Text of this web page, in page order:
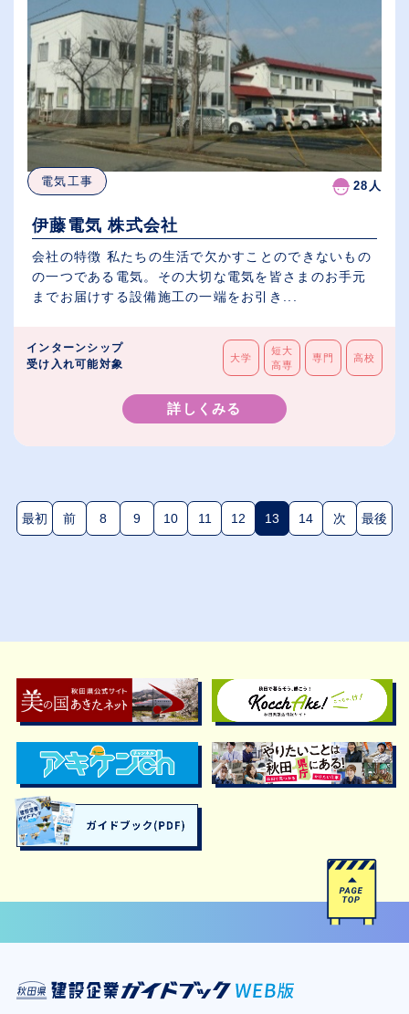
電気工事 28人
伊藤電気 株式会社
会社の特徴 私たちの生活で欠かすことのできないもの
の一つである電気。その大切な電気を皆さまのお手元
までお届けする設備施工の一端をお引き...
インターンシップ
受け入れ可能対象
大学
短大
高専
専門 高校
詳しくみる
最初 前 8 9 10 11 12 13(現在のページ)
14 次 最後